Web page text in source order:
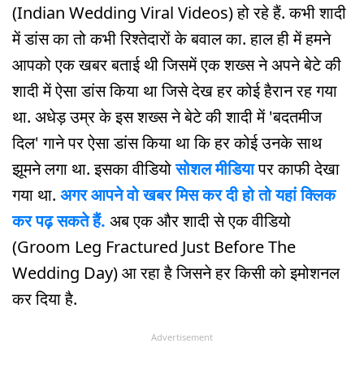
(Indian Wedding Viral Videos) हो रहे हैं. कभी शादी
में डांस का तो कभी रिश्तेदारों के बवाल का. हाल ही में हमने
आपको एक खबर बताई थी जिसमें एक शख्स ने अपने बेटे की
शादी में ऐसा डांस किया था जिसे देख हर कोई हैरान रह गया
था. अधेड़ उम्र के इस शख्स ने बेटे की शादी में 'बदतमीज
दिल' गाने पर ऐसा डांस किया था कि हर कोई उनके साथ
झूमने लगा था. इसका वीडियोसोशल मीडियापर काफी देखा
गया था. अगर आपने वो खबर मिस कर दी हो तो यहां क्लिक
कर पढ़ सकते हैं. अब एक और शादी से एक वीडियो
(Groom Leg Fractured Just Before The
Wedding Day) आ रहा है जिसने हर किसी को इमोशनल
कर दिया है.
Advertisement